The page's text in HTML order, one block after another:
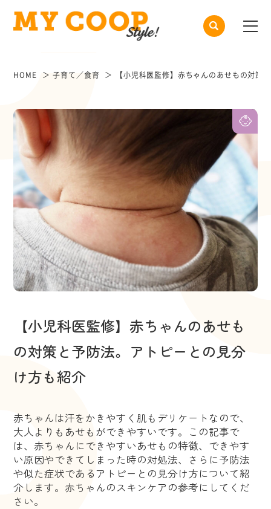
HOME 子育て／食育 【小児科医監修】赤ちゃんのあせもの対策
【小児科医監修】赤ちゃんのあせも
の対策と予防法。アトピーとの見分
け方も紹介
赤ちゃんは汗をかきやすく肌もデリケートなので、
大人よりもあせもができやすいです。この記事で
は、赤ちゃんにできやすいあせもの特徴、できやす
い原因やできてしまった時の対処法、さらに予防法
や似た症状であるアトピーとの見分け方について紹
介します。赤ちゃんのスキンケアの参考にしてくだ
さい。